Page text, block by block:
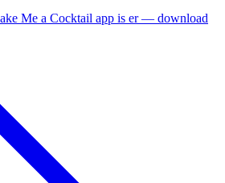
Me a Cocktail app is er — download